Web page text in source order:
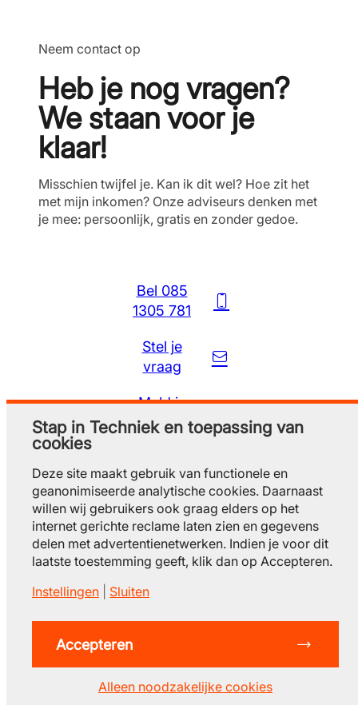
Neem contact op
Heb je nog vragen?
We staan voor je
klaar!
Misschien twijfel je. Kan ik dit wel? Hoe zit het
met mijn inkomen? Onze adviseurs denken met
je mee: persoonlijk, gratis en zonder gedoe.
Bel 085
1305 781
Stel je
vraag
Meld je
gratis aan
© 2026 Stap in techniek
gebruiksvoorwaarden contact
arbeidsmatchplatform.nl
Stap in Techniek en toepassing van
cookies
Deze site maakt gebruik van functionele en
geanonimiseerde analytische cookies. Daarnaast
willen wij gebruikers ook graag elders op het
internet gerichte reclame laten zien en gegevens
delen met advertentienetwerken. Indien je voor dit
laatste toestemming geeft, klik dan op Accepteren.
Instellingen
Sluiten
Accepteren
Alleen noodzakelijke cookies